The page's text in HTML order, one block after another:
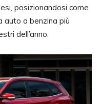
posizionandosi come
auto a benzina più
dell’anno.